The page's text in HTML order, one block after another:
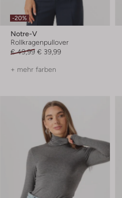
-20%
Notre-V
Rollkragenpullover
€ 49,99 € 39,99
+ mehr farben